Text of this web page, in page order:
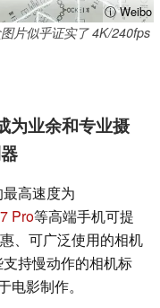
ⓘ Weibo
片似乎证实了 4K/240fps
为业余和专业摄
最高速度为
Pro等高端手机可提
、可广泛使用的相机
持慢动作的相机标
影制作。